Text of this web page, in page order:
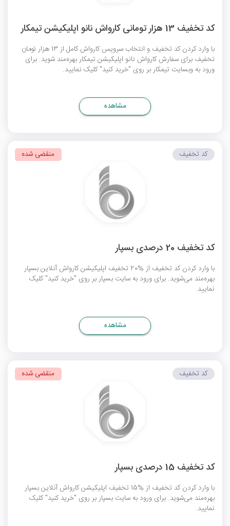
کد تخفیف 13 هزار تومانی کارواش نانو اپلیکیشن تیمکار
با وارد کردن کد تخفیف و انتخاب سرویس کارواش کامل از 13 هزار تومان
تخفیف برای سفارش کارواش نانو اپلیکیشن تیمکار بهره‌مند شوید. برای
ورود به وبسایت تیمکار بر روی "خرید کنید" کلیک نمایید.
مشاهده
کد تخفیف 20 درصدی بسپار
با وارد کردن کد تخفیف از %20 تخفیف اپلیکیشن کارواش آنلاین بسپار
بهره‌مند می‌شوید. برای ورود به سایت بسپار بر روی "خرید کنید" کلیک
نمایید.
کد تخفیف منقضی شده
مشاهده
کد تخفیف 15 درصدی بسپار
با وارد کردن کد تخفیف از %15 تخفیف اپلیکیشن کارواش آنلاین بسپار
بهره‌مند می‌شوید. برای ورود به سایت بسپار بر روی "خرید کنید" کلیک
نمایید.
کد تخفیف منقضی شده